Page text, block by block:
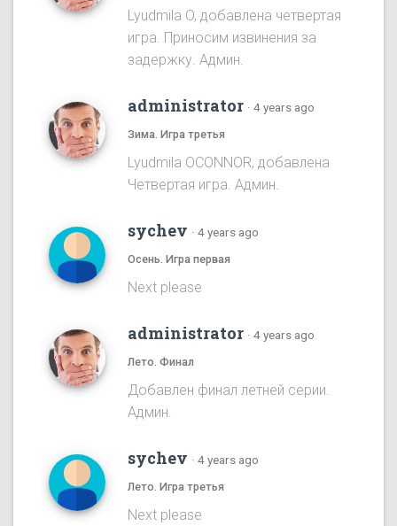
Lyudmila O, добавлена четвертая
игра. Приносим извинения за
задержку. Админ.
administrator · 4 years ago
Зима. Игра третья
Lyudmila OCONNOR, добавлена
Четвертая игра. Админ.
sychev · 4 years ago
Осень. Игра первая
Next please
administrator · 4 years ago
Лето. Финал
Добавлен финал летней серии.
Админ.
sychev · 4 years ago
Лето. Игра третья
Next please